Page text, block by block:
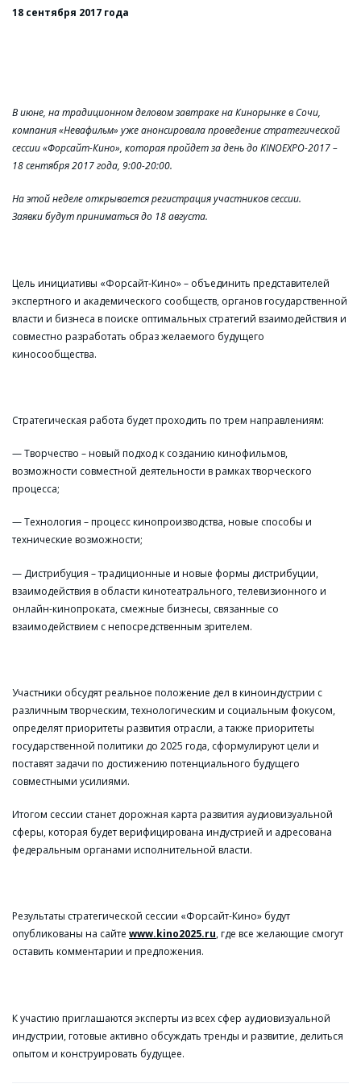
18 сентября 2017 года
В июне, на традиционном деловом завтраке на Кинорынке в Сочи,
компания «Невафильм» уже анонсировала проведение стратегической
сессии «Форсайт-Кино», которая пройдет за день до KINOEXPO-2017–
18 сентября 2017 года, 9:00-20:00.
На этой неделе открывается регистрация участников сессии.
Заявки будут приниматься до 18 августа.
Цель инициативы «Форсайт-Кино» – объединить представителей
экспертного и академического сообществ, органов государственной
власти и бизнеса в поиске оптимальных стратегий взаимодействия и
совместно разработать образ желаемого будущего
киносообщества.
Стратегическая работа будет проходить по трем направлениям:
— Творчество – новый подход к созданию кинофильмов,
возможности совместной деятельности в рамках творческого
процесса;
— Технология – процесс кинопроизводства, новые способы и
технические возможности;
— Дистрибуция – традиционные и новые формы дистрибуции,
взаимодействия в области кинотеатрального, телевизионного и
онлайн-кинопроката, смежные бизнесы, связанные со
взаимодействием с непосредственным зрителем.
Участники обсудят реальное положение дел в киноиндустрии с
различным творческим, технологическим и социальным фокусом,
определят приоритеты развития отрасли, а также приоритеты
государственной политики до 2025 года, сформулируют цели и
поставят задачи по достижению потенциального будущего
совместными усилиями.
Итогом сессии станет дорожная карта развития аудиовизуальной
сферы, которая будет верифицирована индустрией и адресована
федеральным органами исполнительной власти.
Результаты стратегической сессии «Форсайт-Кино» будут
опубликованы на сайте www.kino2025.ru, где все желающие смогут
оставить комментарии и предложения.
К участию приглашаются эксперты из всех сфер аудиовизуальной
индустрии, готовые активно обсуждать тренды и развитие, делиться
опытом и конструировать будущее.